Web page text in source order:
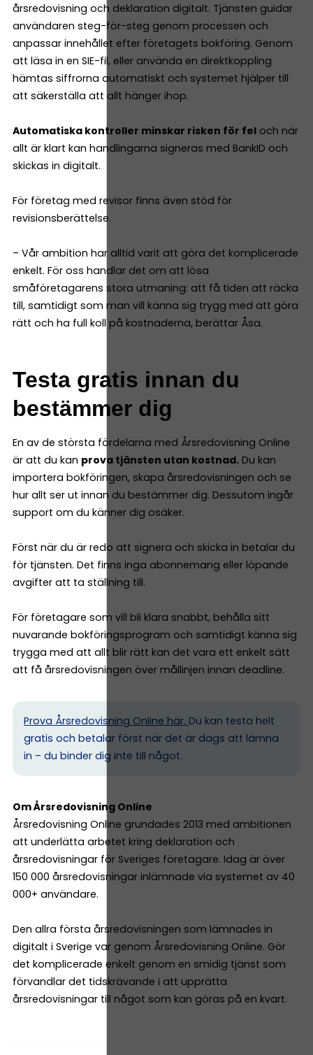
årsredovisning och deklaration digitalt. Tjänsten guidar
användaren steg-för-steg genom processen och
anpassar innehållet efter företagets bokföring. Genom
att läsa in en SIE-fil, eller använda en direktkoppling
hämtas siffrorna automatiskt och systemet hjälper till
att säkerställa att allt hänger ihop.
Automatiska kontroller minskar risken för fel och när
allt är klart kan handlingarna signeras med BankID och
skickas in digitalt.
För företag med revisor finns även stöd för
revisionsberättelse.
– Vår ambition har alltid varit att göra det komplicerade
enkelt. För oss handlar det om att lösa
småföretagarens stora utmaning: att få tiden att räcka
till, samtidigt som man vill känna sig trygg med att göra
rätt och ha full koll på kostnaderna, berättar Åsa.
Testa gratis innan du
bestämmer dig
En av de största fördelarna med Årsredovisning Online
är att du kan prova tjänsten utan kostnad. Du kan
importera bokföringen, skapa årsredovisningen och se
hur allt ser ut innan du bestämmer dig. Dessutom ingår
support om du känner dig osäker.
Först när du är redo att signera och skicka in betalar du
för tjänsten. Det finns inga abonnemang eller löpande
avgifter att ta ställning till.
För företagare som vill bli klara snabbt, behålla sitt
nuvarande bokföringsprogram och samtidigt känna sig
trygga med att allt blir rätt kan det vara ett enkelt sätt
att få årsredovisningen över mållinjen innan deadline.
Prova Årsredovisning Online här. Du kan testa helt
gratis och betalar först när det är dags att lämna
in – du binder dig inte till något.
Om Årsredovisning Online
Årsredovisning Online grundades 2013 med ambitionen
att underlätta arbetet kring deklaration och
årsredovisningar för Sveriges företagare. Idag är över
150 000 årsredovisningar inlämnade via systemet av 40
000+ användare.
Den allra första årsredovisningen som lämnades in
digitalt i Sverige var genom Årsredovisning Online. Gör
det komplicerade enkelt genom en smidig tjänst som
förvandlar det tidskrävande i att upprätta
årsredovisningar till något som kan göras på en kvart.